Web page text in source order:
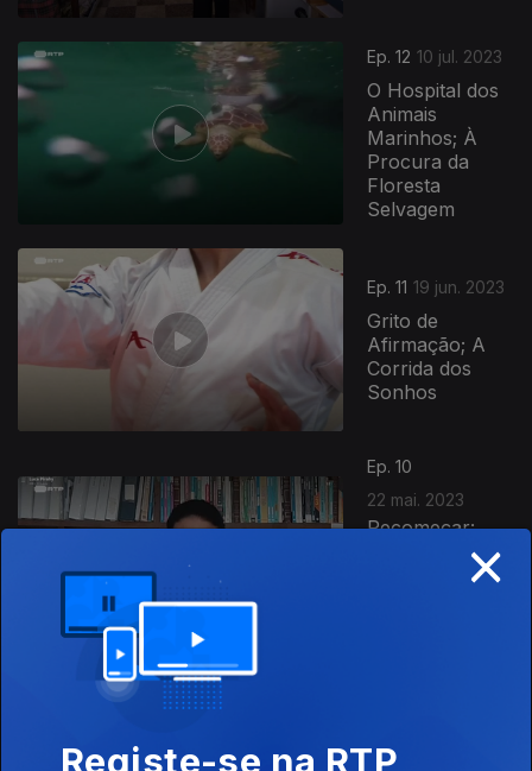
Ep. 12 10 jul. 2023
O Hospital dos
Animais
Marinhos; À
Procura da
Floresta
Selvagem
Ep. 11 19 jun. 2023
Grito de
Afirmação; A
Corrida dos
Sonhos
Ep. 10
22 mai. 2023
Recomeçar:
José Pinhal /×
Registe-se na RTP